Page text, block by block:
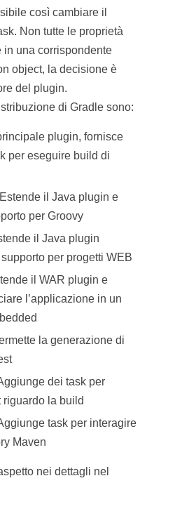
così cambiare il
Non tutte le proprietà
in una corrispondente
object, la decisione è
del plugin.
di Gradle sono:
plugin, fornisce
per eseguire build di
il Java plugin e
per Groovy
il Java plugin
per progetti WEB
il WAR plugin e
l’applicazione in un
la generazione di
dei task per
riguardo la build
task per interagire
Maven
nei dettagli nel